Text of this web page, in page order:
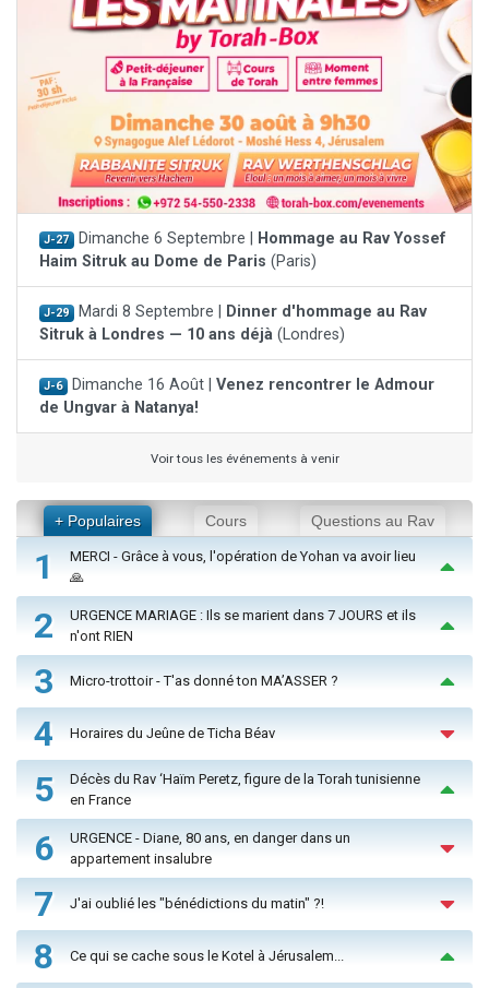
J-27 Dimanche 6 Septembre |
Hommage au Rav Yossef
Haim Sitruk au Dome de Paris (Paris)
J-29 Mardi 8 Septembre |
Dinner d'hommage au Rav
Sitruk à Londres — 10 ans déjà (Londres)
J-6 Dimanche 16 Août | Venez rencontrer le Admour
de Ungvar à Natanya!
Voir tous les événements à venir
+ Populaires Cours Questions au Rav
1
MERCI - Grâce à vous, l'opération de Yohan va avoir lieu
🙏
2
URGENCE MARIAGE : Ils se marient dans 7 JOURS et ils
n'ont RIEN
3 Micro-trottoir - T'as donné ton MA’ASSER ?
4 Horaires du Jeûne de Ticha Béav
5
Décès du Rav ‘Haïm Peretz, figure de la Torah tunisienne
en France
6
URGENCE - Diane, 80 ans, en danger dans un
appartement insalubre
7 J'ai oublié les "bénédictions du matin" ?!
8 Ce qui se cache sous le Kotel à Jérusalem...